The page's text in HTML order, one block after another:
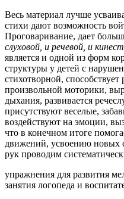
Весь материал лучше
стихи дают возможность
Проговаривание, дает
слуховой, и речевой, и
является и одной из форм
структуры у детей с
стихотворной,
произвольной моторики,
дыхания, развивается
присутствуют веселые,
воздействуют на эмоции,
что в конечном итоге
движений, усвоению новых
рук проводим
упражнения для развития
занятия логопеда и